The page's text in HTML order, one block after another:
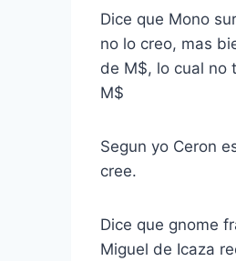
Dice que Mono
no lo creo, mas
de M$, lo cual no
M$
Segun yo Ceron
cree.
Dice que gnome
Miguel de Icaza